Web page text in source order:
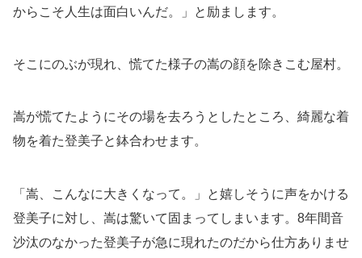
からこそ人生は面白いんだ。」と励まします。
そこにのぶが現れ、慌てた様子の嵩の顔を除きこむ屋村。
嵩が慌てたようにその場を去ろうとしたところ、綺麗な着
物を着た登美子と鉢合わせます。
「嵩、こんなに大きくなって。」と嬉しそうに声をかける
登美子に対し、嵩は驚いて固まってしまいます。8年間音
沙汰のなかった登美子が急に現れたのだから仕方ありませ